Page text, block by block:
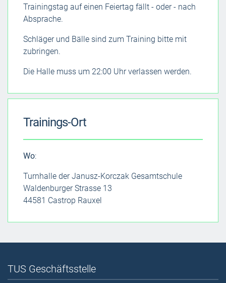
Trainingstag auf einen Feiertag fällt - oder - nach
Absprache.
Schläger und Bälle sind zum Training bitte mit
zubringen.
Die Halle muss um 22:00 Uhr verlassen werden.
Trainings-Ort
Wo:
Turnhalle der Janusz-Korczak Gesamtschule
Waldenburger Strasse 13
44581 Castrop Rauxel
TUS Geschäftsstelle